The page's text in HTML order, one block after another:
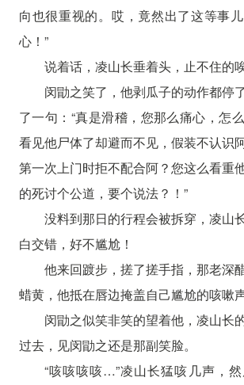
向也很重视的。哎，竟然出了这等事
心！”
说着话，凌山长垂着头，止不住的
闵勖之笑了，他剥瓜子的动作都停
了一句：“真是滑稽，您那么痛心，怎
看见他尸体了却避而不见，假装不认识
第一次上门时拒不配合阿？您这么看重
的死讨个公道，要个说法？！”
没料到那日的行程会被拆穿，凌山
白交错，好不尴尬！
他来回踱步，搓了搓手指，那老深
蜡黄，他抵在唇边掩盖自己尴尬的咳嗽声
闵勖之似笑非笑的望着他，凌山长
过去，见闵勖之还是那副笑脸。
“咳咳咳咳…”凌山长猛咳几声，